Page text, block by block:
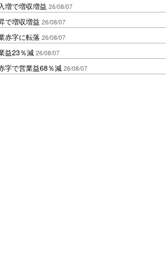
増で増収増益 26/08/07
で増収増益 26/08/07
赤字に転落 26/08/07
益23％減 26/08/07
字で営業益68％減 26/08/07